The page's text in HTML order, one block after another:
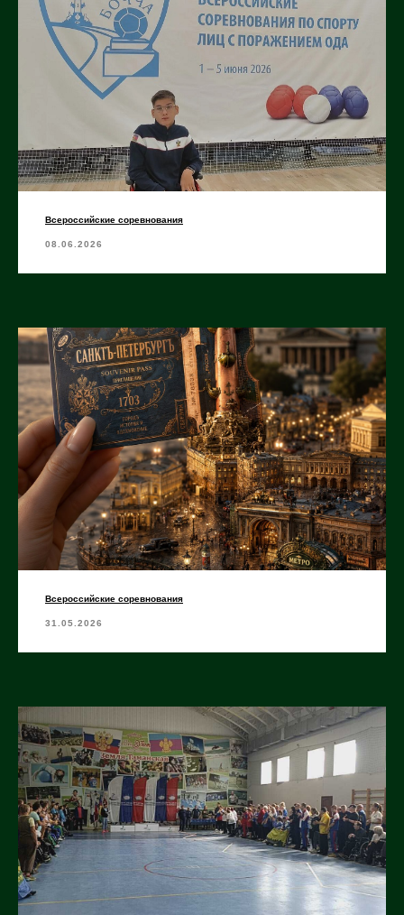
Всероссийские соревнования
08.06.2026
Всероссийские соревнования
31.05.2026